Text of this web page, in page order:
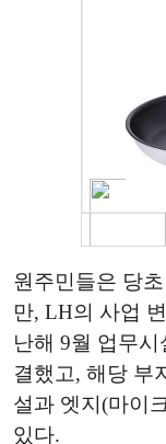
원주민들은 당
만, LH의 사업
난해 9월 업무
결했고, 해당 부
설과 엣지(마이
있다.